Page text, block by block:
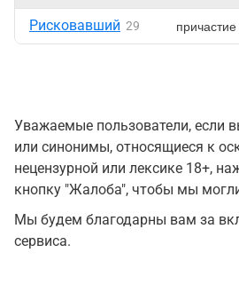
Рисковавший 29 причастие
Уважаемые пользователи, если
или синонимы, относящиеся к
нецензурной или лексике 18+,
кнопку "Жалоба", чтобы мы
Мы будем благодарны вам за
сервиса.